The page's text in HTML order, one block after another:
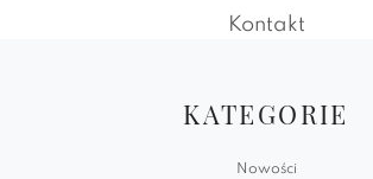
Kontakt
KATEGORIE
Nowości